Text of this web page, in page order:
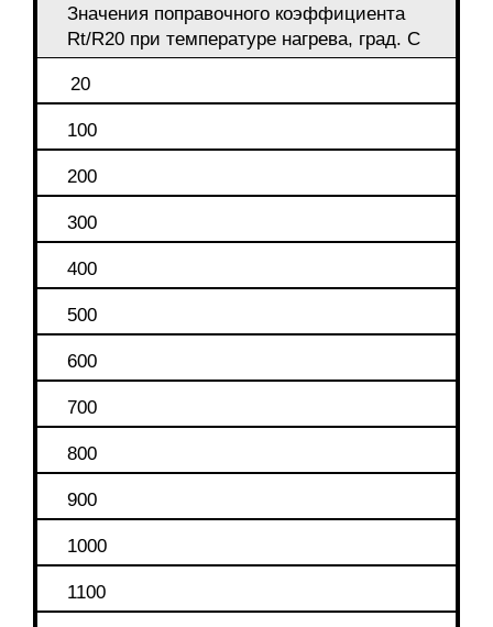
Значения поправочного коэффициента
Rt/R20 при температуре нагрева, град. С
20
100
200
300
400
500
600
700
800
900
1000
1100